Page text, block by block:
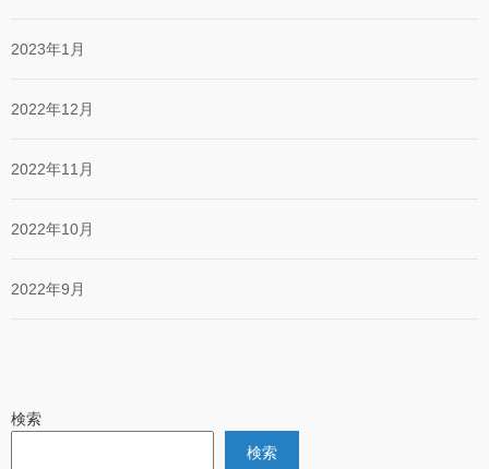
2023年1月
2022年12月
2022年11月
2022年10月
2022年9月
検索
検索